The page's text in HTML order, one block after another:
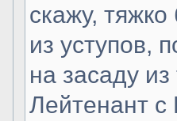
скажу,
из уступов,
на засаду
Лейтенант